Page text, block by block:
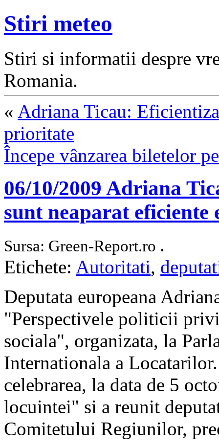
Stiri meteo
Stiri si informatii despre
Romania.
« Adriana Ticau:
prioritate
Începe vânzarea biletelor
06/10/2009 Adriana
sunt neaparat eficiente
Sursa: Green-Report.ro .
Etichete: Autoritati,
Deputata europeana
"Perspectivele politicii
sociala", organizata, la
Internationala a
celebrarea, la data de 5
locuintei" si a reunit
Comitetului Regiunilor,